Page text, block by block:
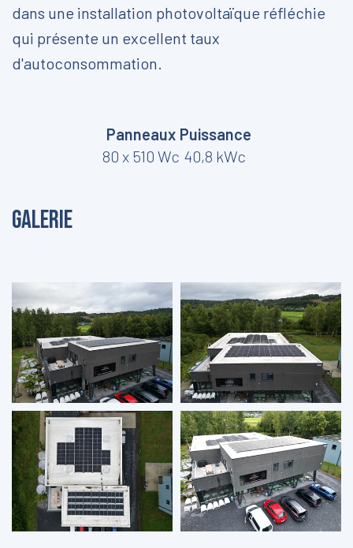
dans une installation photovoltaïque réfléchie
qui présente un excellent taux
d'autoconsommation.
Panneaux
80 x 510 Wc
Puissance
40,8 kWc
Galerie